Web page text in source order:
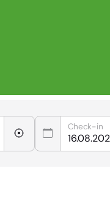
Check-in